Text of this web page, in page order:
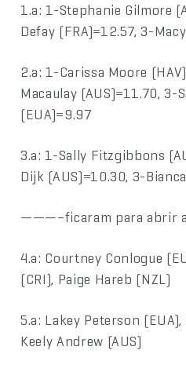
1.a: 1-Stephanie Gilmore
Defay (FRA)=12.57, 3-
2.a: 1-Carissa Moore
Macaulay (AUS)=11.70, 3-
(EUA)=9.97
3.a: 1-Sally Fitzgibbons
Dijk (AUS)=10.30, 3-
———–ficaram para abrir
4.a: Courtney Conlogue
(CRI), Paige Hareb (NZL)
5.a: Lakey Peterson
Keely Andrew (AUS)